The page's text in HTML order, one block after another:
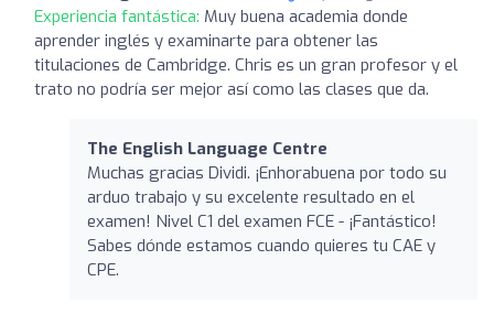
Experiencia fantástica: Muy buena academia donde
aprender inglés y examinarte para obtener las
titulaciones de Cambridge. Chris es un gran profesor y el
trato no podría ser mejor así como las clases que da.
The English Language Centre
Muchas gracias Dividi. ¡Enhorabuena por todo su
arduo trabajo y su excelente resultado en el
examen! Nivel C1 del examen FCE - ¡Fantástico!
Sabes dónde estamos cuando quieres tu CAE y
CPE.